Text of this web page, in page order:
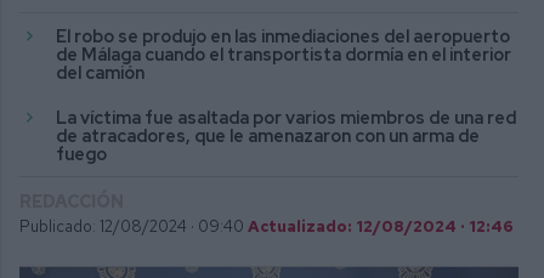
El robo se produjo en las inmediaciones del aeropuerto
de Málaga cuando el transportista dormía en el interior
del camión
La víctima fue asaltada por varios miembros de una red
de atracadores, que le amenazaron con un arma de
fuego
Publicado: 12/08/2024 · 09:40 Actualizado: 12/08/2024 · 12:46